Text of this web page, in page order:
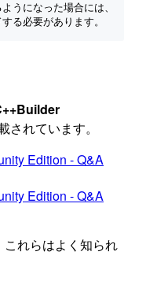
うになった場合には、
る必要があります。
されています。
Edition - Q&A
Edition - Q&A
れらはよく知られ